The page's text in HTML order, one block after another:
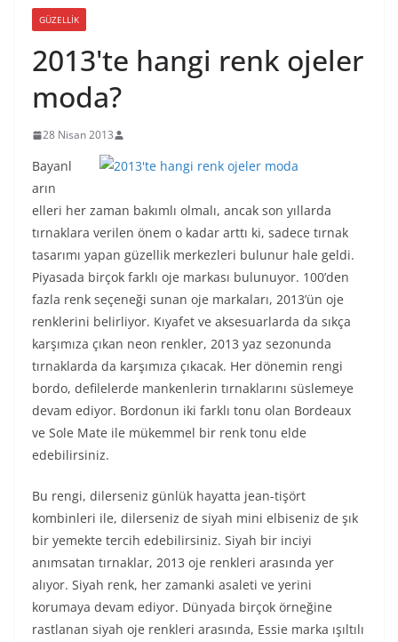
GÜZELLIK
2013'te hangi renk ojeler
moda?
28 Nisan 2013
Bayanl
arın
elleri her zaman bakımlı olmalı, ancak son yıllarda
tırnaklara verilen önem o kadar arttı ki, sadece tırnak
tasarımı yapan güzellik merkezleri bulunur hale geldi.
Piyasada birçok farklı oje markası bulunuyor. 100’den
fazla renk seçeneği sunan oje markaları, 2013’ün oje
renklerini belirliyor. Kıyafet ve aksesuarlarda da sıkça
karşımıza çıkan neon renkler, 2013 yaz sezonunda
tırnaklarda da karşımıza çıkacak. Her dönemin rengi
bordo, defilelerde mankenlerin tırnaklarını süslemeye
devam ediyor. Bordonun iki farklı tonu olan Bordeaux
ve Sole Mate ile mükemmel bir renk tonu elde
edebilirsiniz.
Bu rengi, dilerseniz günlük hayatta jean-tişört
kombinleri ile, dilerseniz de siyah mini elbiseniz de şık
bir yemekte tercih edebilirsiniz. Siyah bir inciyi
anımsatan tırnaklar, 2013 oje renkleri arasında yer
alıyor. Siyah renk, her zamanki asaleti ve yerini
korumaya devam ediyor. Dünyada birçok örneğine
rastlanan siyah oje renkleri arasında, Essie marka ışıltılı